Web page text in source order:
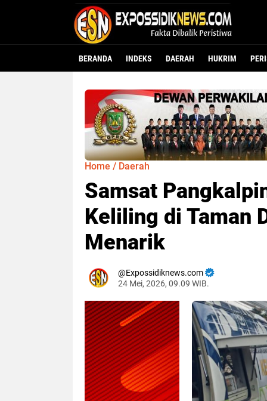
BERANDA INDEKS DAERAH HUKRIM
Home / Daerah
Samsat
Keliling di Taman
Menarik
Expossidiknews.com
24 Mei, 2026, 09.09 WIB.